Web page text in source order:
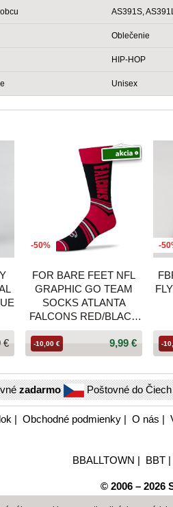
AS391S,
Oblečenie
HIP-HOP
Unisex
€
-50%
FOR BARE FEET NFL
GRAPHIC GO TEAM
SOCKS ATLANTA
FALCONS RED/BLACK
(OSFM - US 5-12 / USW
9,99 €
-10,00 €
-
-
zadarmo Poštovné do
| Obchodné podmienky| O nás |
BBALLTOWN | BBT
© 2006 – 2026